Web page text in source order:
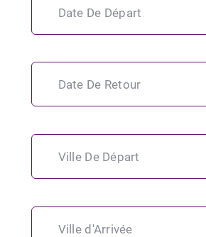
Date De Départ
Date De Retour
Ville De Départ
Ville d'Arrivée